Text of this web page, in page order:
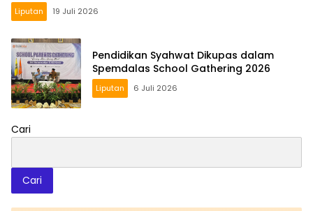
Liputan 19 Juli 2026
Pendidikan Syahwat Dikupas dalam
Spemdalas School Gathering 2026
Liputan 6 Juli 2026
Cari
Cari